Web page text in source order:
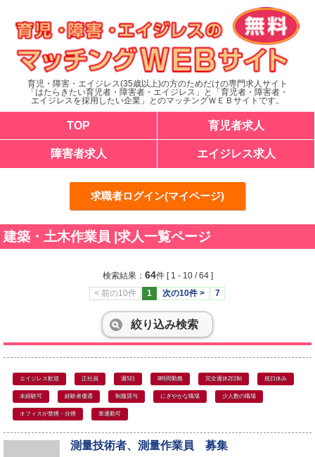
育児・障害・エイジレス(35歳以上)の方のためだけの専門求人サイト
「はたらきたい育児者・障害者・エイジレス」と「育児者・障害者・
エイジレスを採用したい企業」とのマッチングＷＥＢサイトです。
TOP 育児者求人
障害者求人 エイジレス求人
求職者ログイン(マイページ)
建築・土木作業員 |求人一覧ページ
検索結果： 64件 [ 1 - 10 / 64 ]
< 前の10件
1 次の10件 > 7
絞り込み検索
エイジレス歓迎 正社員 週5日 8時間勤務 完全週休2日制 祝日休み
未経験可 経験者優遇 制服貸与 にぎやかな職場 少人数の職場
オフィスが禁煙・分煙 車通勤可
測量技術者、測量作業員 募集